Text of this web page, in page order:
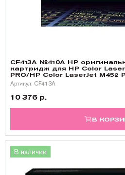
CF413A №410A HP
картридж для HP Color
PRO/HP Color LaserJet M452
Артикул: CF413A
10 376 р.
В
В наличии